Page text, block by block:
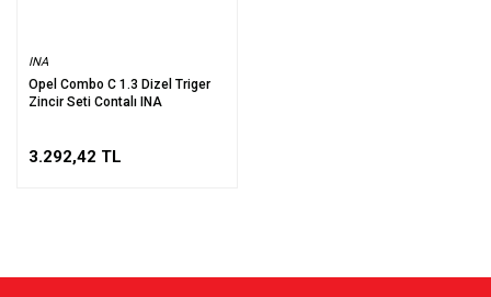
INA
Opel Combo C 1.3 Dizel Triger
Zincir Seti Contalı INA
3.292,42 TL